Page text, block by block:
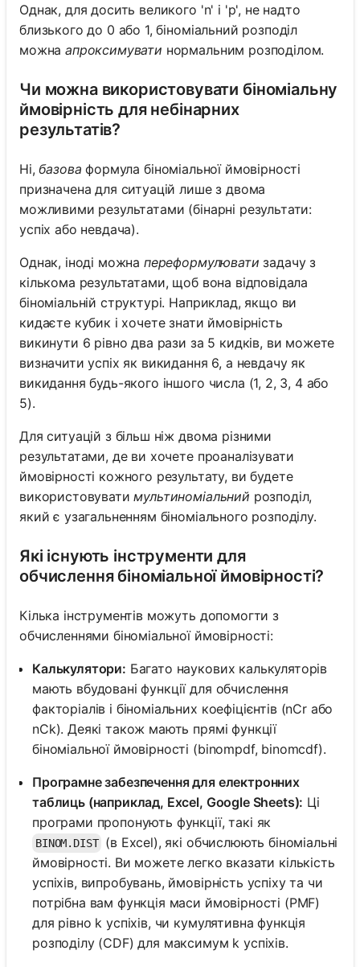
Однак, для досить великого 'n' і 'p', не надто
близького до 0 або 1, біноміальний розподіл
можнаапроксимувати нормальним розподілом.
Чи можна використовувати біноміальну
ймовірність для небінарних
результатів?
Ні,базова формула біноміальної ймовірності
призначена для ситуацій лише з двома
можливими результатами (бінарні результати:
успіх або невдача).
Однак, іноді можна переформулювати задачу з
кількома результатами, щоб вона відповідала
біноміальній структурі. Наприклад, якщо ви
кидаєте кубик і хочете знати ймовірність
викинути 6 рівно два рази за 5 кидків, ви можете
визначити успіх як викидання 6, а невдачу як
викидання будь-якого іншого числа (1, 2, 3, 4 або
5).
Для ситуацій з більш ніж двома різними
результатами, де ви хочете проаналізувати
ймовірності кожного результату, ви будете
використовуватимультиноміальний розподіл,
який є узагальненням біноміального розподілу.
Які існують інструменти для
обчислення біноміальної ймовірності?
Кілька інструментів можуть допомогти з
обчисленнями біноміальної ймовірності:
Калькулятори: Багато наукових калькуляторів
мають вбудовані функції для обчислення
факторіалів і біноміальних коефіцієнтів (nCr або
nCk). Деякі також мають прямі функції
біноміальної ймовірності (binompdf, binomcdf).
Програмне забезпечення для електронних
таблиць (наприклад, Excel, Google Sheets): Ці
програми пропонують функції, такі як
BINOM.DIST (в Excel), які обчислюють біноміальні
ймовірності. Ви можете легко вказати кількість
успіхів, випробувань, ймовірність успіху та чи
потрібна вам функція маси ймовірності (PMF)
для рівно k успіхів, чи кумулятивна функція
розподілу (CDF) для максимум k успіхів.